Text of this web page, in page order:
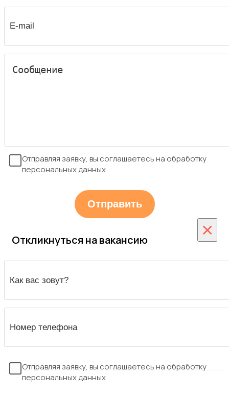
Отправляя заявку, вы соглашаетесь на обработку
персональных данных
×
Откликнуться на вакансию
Отправляя заявку, вы соглашаетесь на обработку
персональных данных